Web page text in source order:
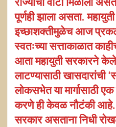
राज्याचा वाटा मिळाला
पूर्णही झाला असता.
इच्छाशक्तीमुळेच आज
स्वतःच्या सत्ताकाळात
आता महायुती सरकारने
लाटण्यासाठी खासदारांची
लोकसभेत या मार्गासाठी
करणे ही केवळ नौटंकी आहे.
सरकार असताना निधी